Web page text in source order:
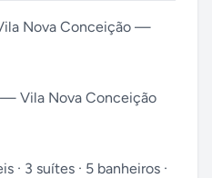
Nova Conceição —
— Vila Nova Conceição
· 3 suítes · 5 banheiros ·